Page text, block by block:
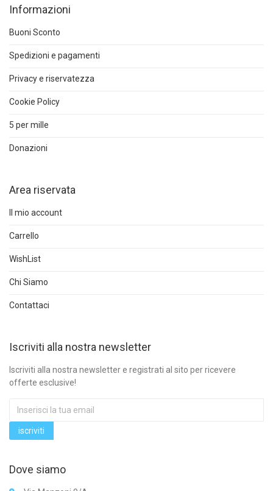
Informazioni
Buoni Sconto
Spedizioni e pagamenti
Privacy e riservatezza
Cookie Policy
5 per mille
Donazioni
Area riservata
Il mio account
Carrello
WishList
Chi Siamo
Contattaci
Iscriviti alla nostra newsletter
Iscriviti alla nostra newsletter e registrati al sito per ricevere
offerte esclusive!
Dove siamo